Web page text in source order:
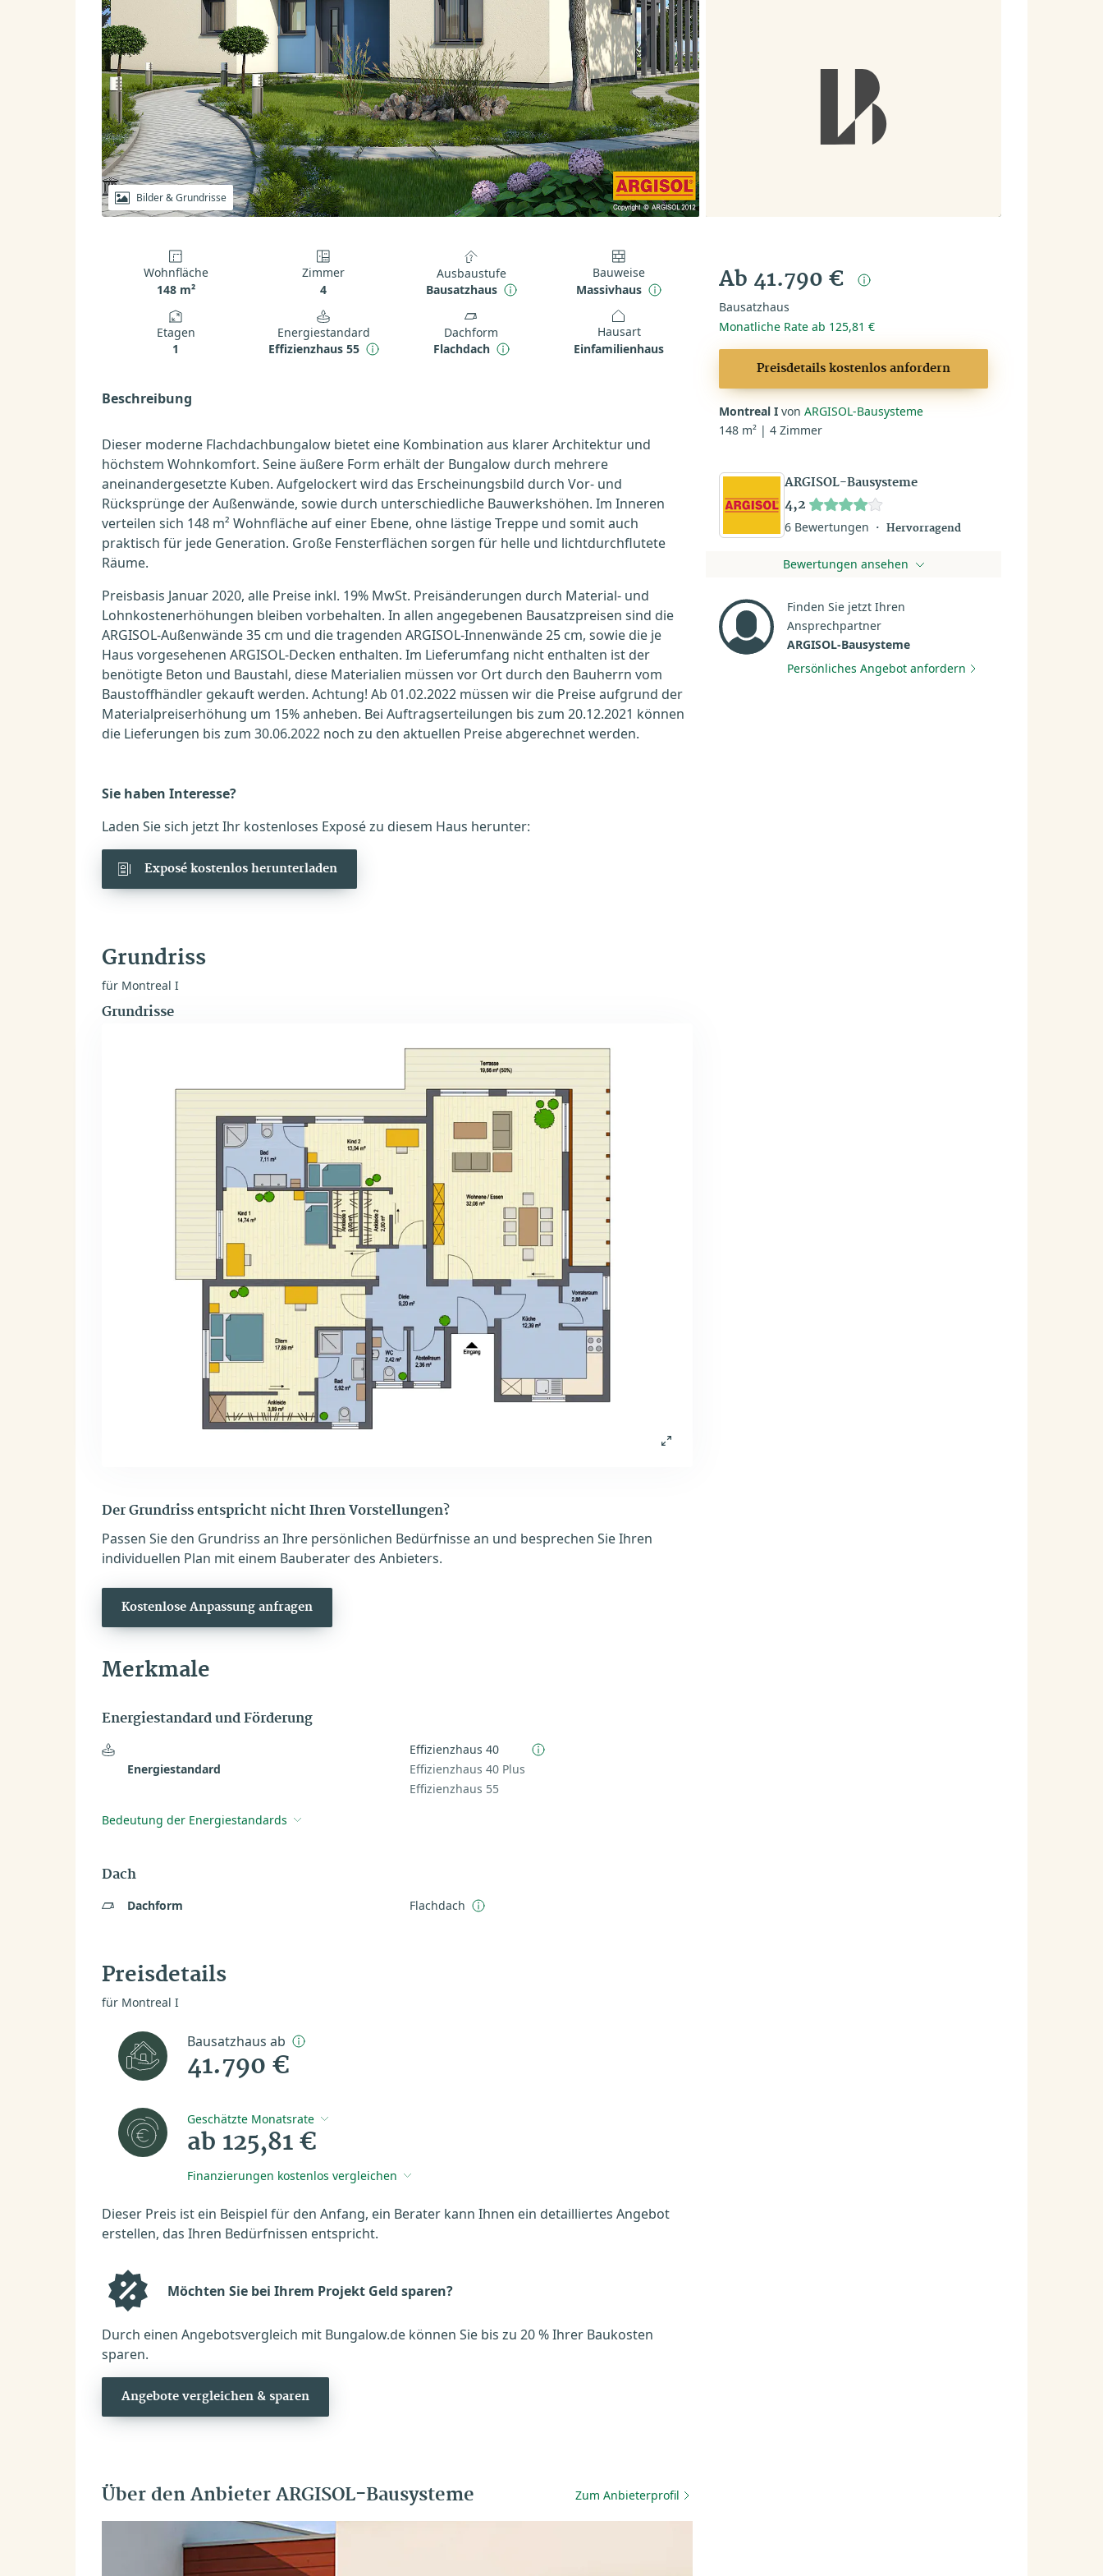
Bilder & Grundrisse
Wohnfläche
148 m²
Zimmer
4
Ausbaustufe
Bausatzhaus
Bauweise
Massivhaus
Etagen
1
Energiestandard
Effizienzhaus 55
Dachform
Flachdach
Hausart
Einfamilienhaus
Beschreibung
Dieser moderne Flachdachbungalow bietet eine Kombination aus klarer Architektur und
höchstem Wohnkomfort. Seine äußere Form erhält der Bungalow durch mehrere
aneinandergesetzte Kuben. Aufgelockert wird das Erscheinungsbild durch Vor- und
Rücksprünge der Außenwände, sowie durch unterschiedliche Bauwerkshöhen. Im Inneren
verteilen sich 148 m² Wohnfläche auf einer Ebene, ohne lästige Treppe und somit auch
praktisch für jede Generation. Große Fensterflächen sorgen für helle und lichtdurchflutete
Räume.
Preisbasis Januar 2020, alle Preise inkl. 19% MwSt. Preisänderungen durch Material- und
Lohnkostenerhöhungen bleiben vorbehalten. In allen angegebenen Bausatzpreisen sind die
ARGISOL-Außenwände 35 cm und die tragenden ARGISOL-Innenwände 25 cm, sowie die je
Haus vorgesehenen ARGISOL-Decken enthalten. Im Lieferumfang nicht enthalten ist der
benötigte Beton und Baustahl, diese Materialien müssen vor Ort durch den Bauherrn vom
Baustoffhändler gekauft werden. Achtung! Ab 01.02.2022 müssen wir die Preise aufgrund der
Materialpreiserhöhung um 15% anheben. Bei Auftragserteilungen bis zum 20.12.2021 können
die Lieferungen bis zum 30.06.2022 noch zu den aktuellen Preise abgerechnet werden.
Sie haben Interesse?
Laden Sie sich jetzt Ihr kostenloses Exposé zu diesem Haus herunter:
Exposé kostenlos herunterladen
Grundriss
für Montreal I
Grundrisse
Der Grundriss entspricht nicht Ihren Vorstellungen?
Passen Sie den Grundriss an Ihre persönlichen Bedürfnisse an und besprechen Sie Ihren
individuellen Plan mit einem Bauberater des Anbieters.
Kostenlose Anpassung anfragen
Merkmale
Energiestandard und Förderung
Energiestandard
Effizienzhaus 40
Effizienzhaus 40 Plus
Effizienzhaus 55
Bedeutung der Energiestandards
Dach
Dachform Flachdach
Preisdetails
für Montreal I
Bausatzhaus ab
41.790 €
Geschätzte Monatsrate
ab 125,81 €
Finanzierungen kostenlos vergleichen
Dieser Preis ist ein Beispiel für den Anfang, ein Berater kann Ihnen ein detailliertes Angebot
erstellen, das Ihren Bedürfnissen entspricht.
Möchten Sie bei Ihrem Projekt Geld sparen?
Durch einen Angebotsvergleich mit Bungalow.de können Sie bis zu 20 % Ihrer Baukosten
sparen.
Angebote vergleichen & sparen
Über den Anbieter ARGISOL-Bausysteme Zum Anbieterprofil
Ab 41.790 €
Bausatzhaus
Monatliche Rate ab 125,81 €
Preisdetails kostenlos anfordern
Montreal I von ARGISOL-Bausysteme
148 m² | 4 Zimmer
ARGISOL-Bausysteme
4,2
6 Bewertungen Hervorragend
Bewertungen ansehen
Finden Sie jetzt Ihren
Ansprechpartner
ARGISOL-Bausysteme
Persönliches Angebot anfordern